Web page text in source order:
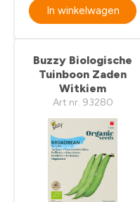
In winkelwagen
Buzzy Biologische
Tuinboon Zaden
Witkiem
Art nr. 93280